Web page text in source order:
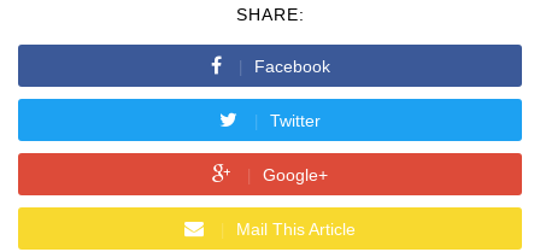
SHARE:
Facebook
Twitter
Google+
Mail This Article